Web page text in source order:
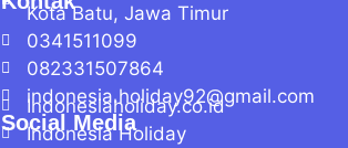
Kota Batu, Jawa Timur
0341511099
082331507864
indonesia.holiday92@gmail.com
Social Media
Indonesiaholiday.co.id
Indonesia Holiday